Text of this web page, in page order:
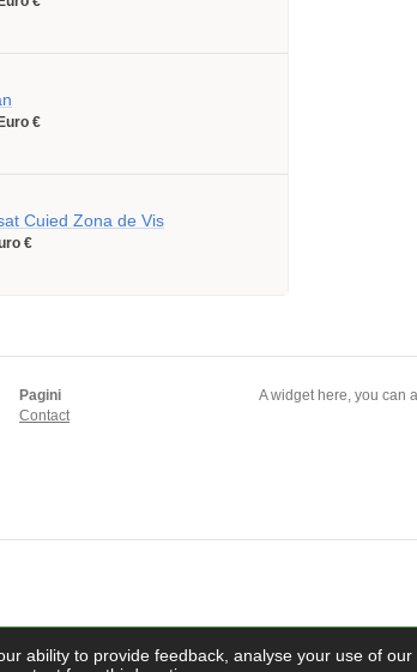
€
Cuied Zona de Vis
€
Pagini
Contact
A widget here, you can
ability to provide feedback, analyse your use of our